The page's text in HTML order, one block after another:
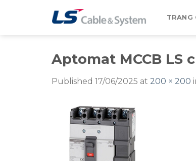
TRANG
Aptomat MCCB LS
Published 17/06/2025 at 200 × 200